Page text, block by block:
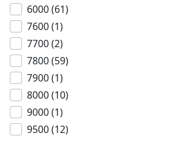
6000 (61)
7600 (1)
7700 (2)
7800 (59)
7900 (1)
8000 (10)
9000 (1)
9500 (12)